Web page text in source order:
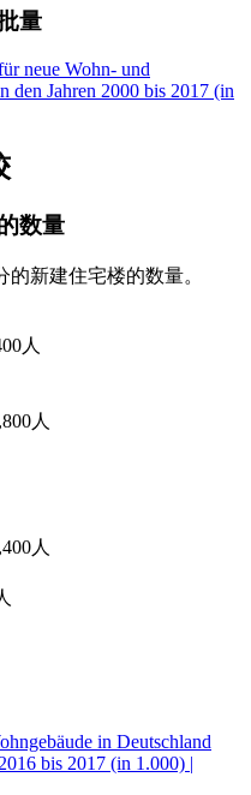
量
数量
新建住宅楼的数量。
人
人
人